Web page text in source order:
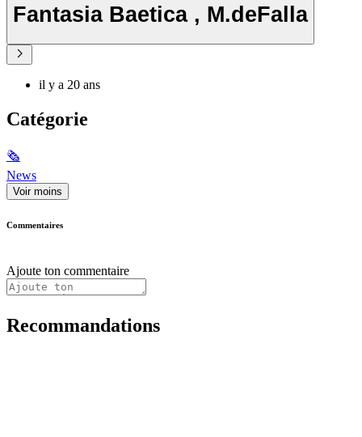
Fantasia Baetica , M.deFalla
il y a 20 ans
Catégorie
🗞
News
Voir moins
Commentaires
Ajoute ton commentaire
Recommandations